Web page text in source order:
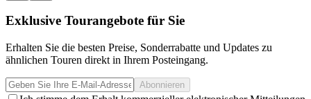
Exklusive Tourangebote für Sie
Erhalten Sie die besten Preise, Sonderrabatte und Updates zu
ähnlichen Touren direkt in Ihrem Posteingang.
Abonnieren